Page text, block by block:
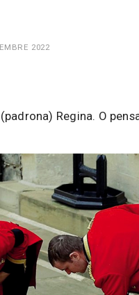
2022
Regina. O